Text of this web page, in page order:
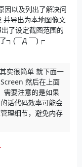
因以及列出了解决问
并导出为本地图像文
了设定截图范围的
了┑(￣Д ￣)┍
实很简单 就下面一
然后在上面
需要注意的是如果
话代码效率可能会
理细节，避免内存